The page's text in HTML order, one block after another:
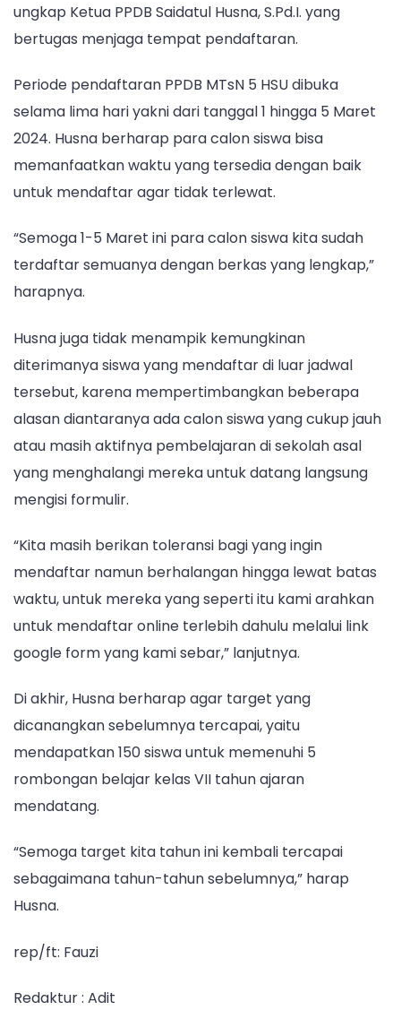
ungkap Ketua PPDB Saidatul Husna, S.Pd.I. yang
bertugas menjaga tempat pendaftaran.
Periode pendaftaran PPDB MTsN 5 HSU dibuka
selama lima hari yakni dari tanggal 1 hingga 5 Maret
2024. Husna berharap para calon siswa bisa
memanfaatkan waktu yang tersedia dengan baik
untuk mendaftar agar tidak terlewat.
“Semoga 1-5 Maret ini para calon siswa kita sudah
terdaftar semuanya dengan berkas yang lengkap,”
harapnya.
Husna juga tidak menampik kemungkinan
diterimanya siswa yang mendaftar di luar jadwal
tersebut, karena mempertimbangkan beberapa
alasan diantaranya ada calon siswa yang cukup jauh
atau masih aktifnya pembelajaran di sekolah asal
yang menghalangi mereka untuk datang langsung
mengisi formulir.
“Kita masih berikan toleransi bagi yang ingin
mendaftar namun berhalangan hingga lewat batas
waktu, untuk mereka yang seperti itu kami arahkan
untuk mendaftar online terlebih dahulu melalui link
google form yang kami sebar,” lanjutnya.
Di akhir, Husna berharap agar target yang
dicanangkan sebelumnya tercapai, yaitu
mendapatkan 150 siswa untuk memenuhi 5
rombongan belajar kelas VII tahun ajaran
mendatang.
“Semoga target kita tahun ini kembali tercapai
sebagaimana tahun-tahun sebelumnya,” harap
Husna.
rep/ft: Fauzi
Redaktur : Adit